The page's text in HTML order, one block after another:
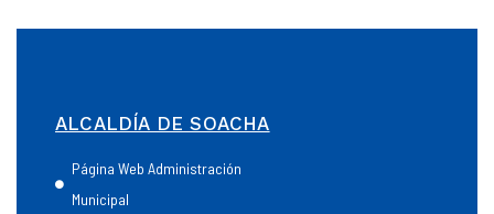
ALCALDÍA DE SOACHA
Página Web Administración
Municipal